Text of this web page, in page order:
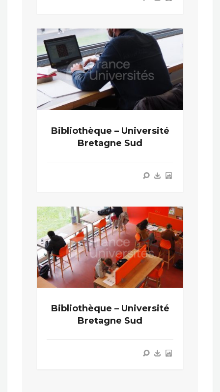
Bibliothèque – Université
Bretagne Sud
Bibliothèque – Université
Bretagne Sud